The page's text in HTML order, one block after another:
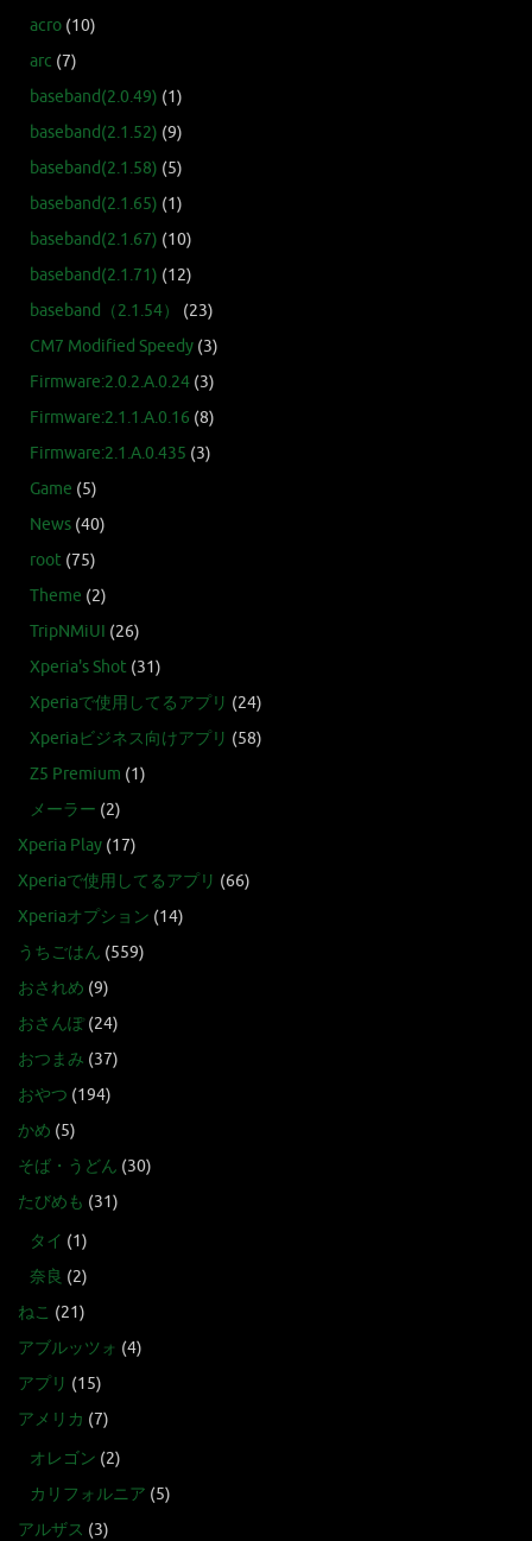
acro (10)
arc (7)
baseband(2.0.49) (1)
baseband(2.1.52) (9)
baseband(2.1.58) (5)
baseband(2.1.65) (1)
baseband(2.1.67) (10)
baseband(2.1.71) (12)
baseband（2.1.54）
(23)
CM7 Modified Speedy (3)
Firmware:2.0.2.A.0.24 (3)
Firmware:2.1.1.A.0.16 (8)
Firmware:2.1.A.0.435 (3)
Game (5)
News (40)
root (75)
Theme (2)
TripNMiUI (26)
Xperia's Shot (31)
Xperiaで使用してるアプリ (24)
Xperiaビジネス向けアプリ (58)
Z5 Premium (1)
メーラー (2)
Xperia Play (17)
Xperiaで使用してるアプリ (66)
Xperiaオプション (14)
うちごはん (559)
おされめ (9)
おさんぽ(24)
おつまみ (37)
おやつ (194)
かめ (5)
そば・うどん (30)
たびめも (31)
タイ (1)
奈良 (2)
ねこ (21)
アブルッツォ (4)
アプリ (15)
アメリカ (7)
オレゴン (2)
カリフォルニア (5)
アルザス (3)